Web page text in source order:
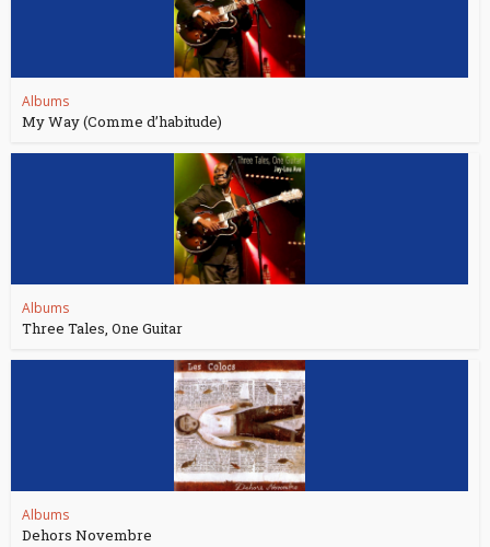
Albums
My Way (Comme d’habitude)
Albums
Three Tales, One Guitar
Albums
Dehors Novembre